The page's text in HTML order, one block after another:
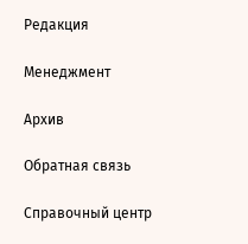
Редакция
Менеджмент
Архив
Обратная связь
Справочный центр